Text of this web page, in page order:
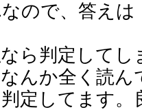
ので、答えは
ら判定してし
んか全く読ん
定してます。